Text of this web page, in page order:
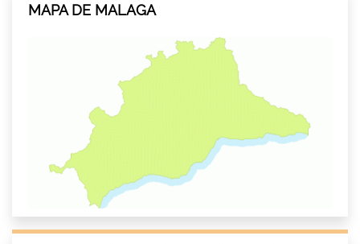
MAPA DE MALAGA